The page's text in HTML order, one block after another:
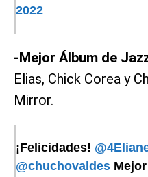
2022
-Mejor Álbum de
Elias, Chick Corea y
Mirror.
¡Felicidades!
@chuchovaldes